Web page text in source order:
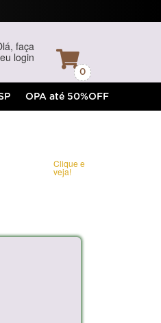
faça
login
0
OPA até 50%OFF
Clique e
veja!